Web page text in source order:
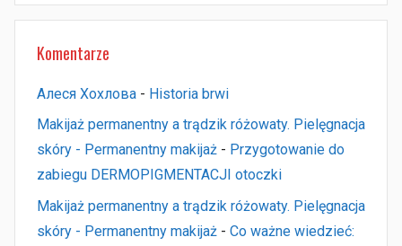
Komentarze
Алеся Хохлова - Historia brwi
Makijaż permanentny a trądzik różowaty. Pielęgnacja
skóry - Permanentny makijaż - Przygotowanie do
zabiegu DERMOPIGMENTACJI otoczki
Makijaż permanentny a trądzik różowaty. Pielęgnacja
skóry - Permanentny makijaż - Co ważne wiedzieć: